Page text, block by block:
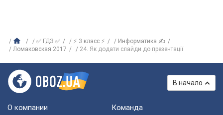
✅ ГДЗ ✅ ⚡ 3 класс ⚡
Информатика ✍
Ломаковская 2017
24. Як додати слайди до презентації
В начало
О компании Команда